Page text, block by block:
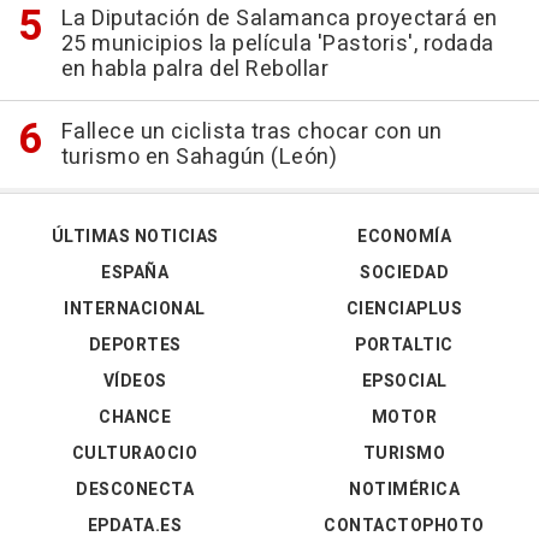
La Diputación de Salamanca proyectará en
25 municipios la película 'Pastoris', rodada
en habla palra del Rebollar
Fallece un ciclista tras chocar con un
turismo en Sahagún (León)
ÚLTIMAS NOTICIAS
ESPAÑA
INTERNACIONAL
DEPORTES
VÍDEOS
ECONOMÍA
SOCIEDAD
CIENCIAPLUS
PORTALTIC
EPSOCIAL
CHANCE
CULTURAOCIO
DESCONECTA
EPDATA.ES
MOTOR
TURISMO
NOTIMÉRICA
CONTACTOPHOTO